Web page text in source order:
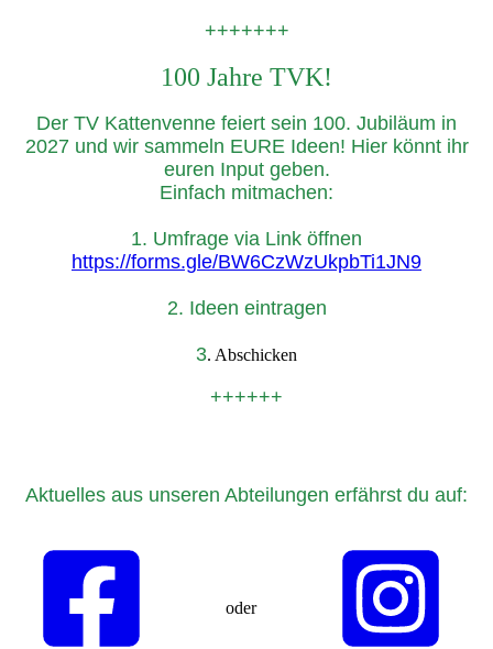
+++++++
100 Jahre TVK!
Der TV Kattenvenne feiert sein 100. Jubiläum in
2027 und wir sammeln EURE Ideen! Hier könnt ihr
euren Input geben.
Einfach mitmachen:
1. Umfrage via Link öffnen
https://forms.gle/BW6CzWzUkpbTi1JN9
2. Ideen eintragen
3. Abschicken
++++++
Aktuelles aus unseren Abteilungen erfährst du auf:
oder